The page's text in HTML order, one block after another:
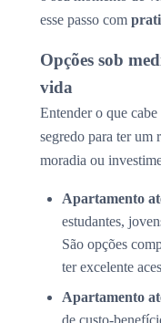
esse passo com
Opções sob
vida
Entender o que
segredo para ter um
moradia ou
Apartamento
estudantes,
São opções
ter excelente
Apartamento
de custo-